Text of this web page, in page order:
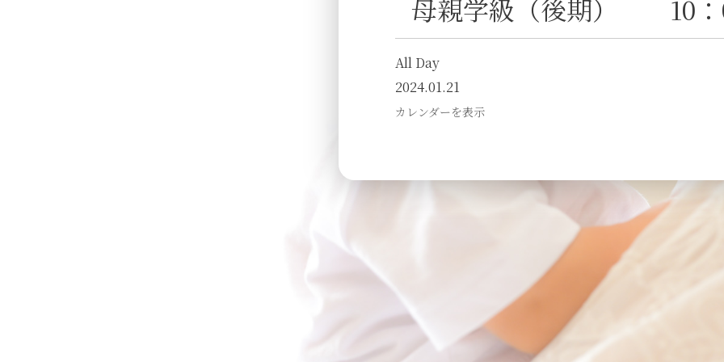
母親学級（後期） 10：
All Day
2024.01.21
カレンダーを表示